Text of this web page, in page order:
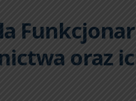
oraz